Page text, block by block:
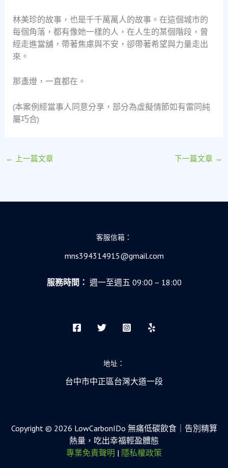
林美珍的故事，也是千千萬萬人的故事。在這個城市的
每個角落，都有像她一樣的人，在人生的某個階段，曾
經走進當舖，帶著焦慮與不安，卻帶著希望與力量走出
來。
那盞燈，一直都在。
(本案例經當事人同意分享，部分為虛擬情節如有雷同純
屬巧合)
← 上一篇文章 下一篇文章 →
客服信箱：
mns394314915@gmail.com
服務時間： 週一至週五 09:00 – 18:00
地址：
台中市中正區台灣大道一段
Copyright © 2026 LowCarbonIDo 無痛低碳飲食｜告別精算
熱量，吃出幸福輕盈體態
專業免責聲明 | 隱私權政策